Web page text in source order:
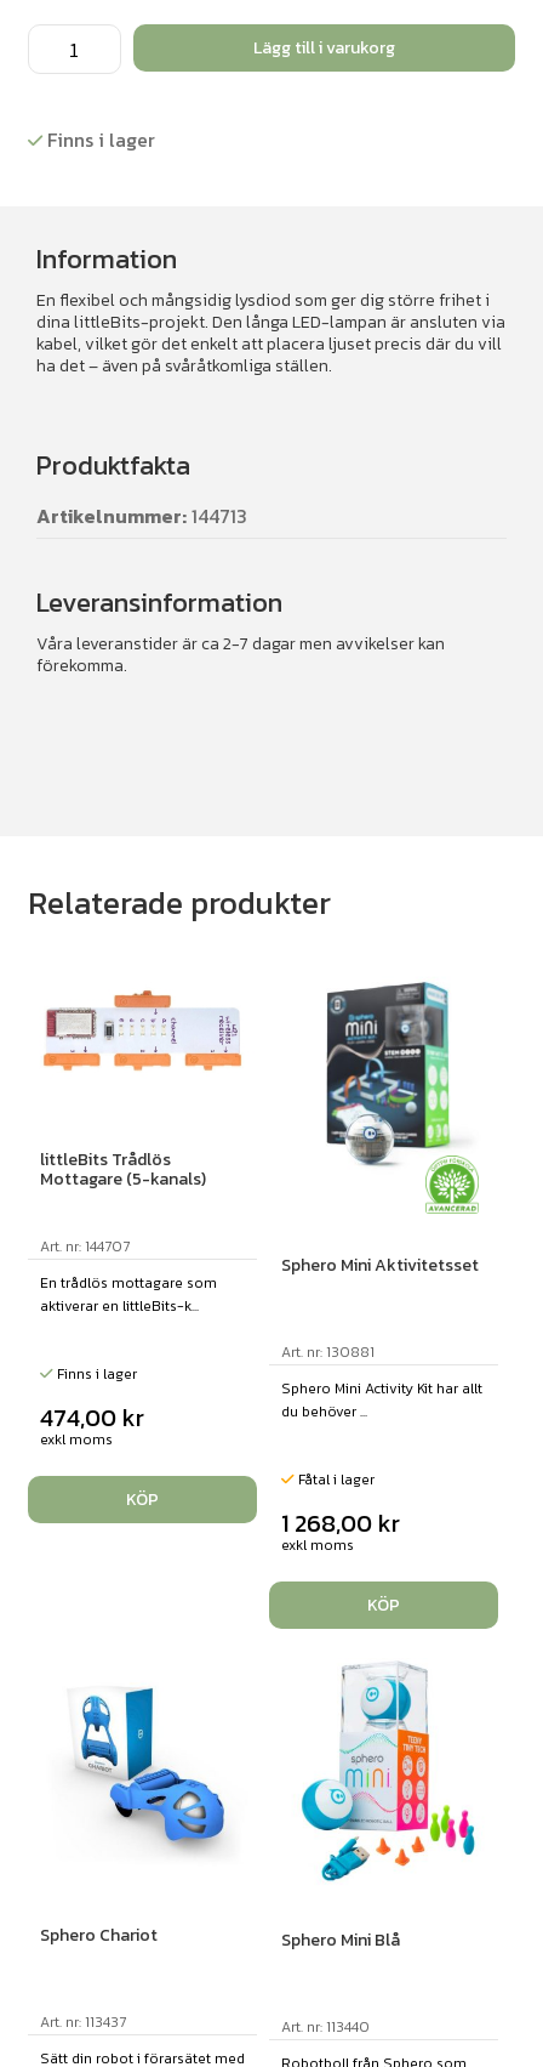
littleBits
Long
mängd
Lägg till i varukorg
Finns i lager
Information
En flexibel och mångsidig lysdiod som ger dig större frihet i
dina littleBits-projekt. Den långa LED-lampan är ansluten via
kabel, vilket gör det enkelt att placera ljuset precis där du vill
ha det – även på svåråtkomliga ställen.
Produktfakta
Artikelnummer:144713
Leveransinformation
Våra leveranstider är ca 2-7 dagar men avvikelser kan
förekomma.
Relaterade produkter
littleBits Trådlös
Mottagare (5-kanals)
Art. nr: 144707
En trådlös mottagare som
aktiverar en littleBits-k...
Finns i lager
474,00 kr
exkl moms
KÖP
Sphero Mini Aktivitetsset
Art. nr: 130881
Sphero Mini Activity Kit har allt
du behöver ...
Fåtal i lager
1 268,00 kr
exkl moms
KÖP
Sphero Chariot
Art. nr: 113437
Sätt din robot i förarsätet med
Sphero Mini Blå
Art. nr: 113440